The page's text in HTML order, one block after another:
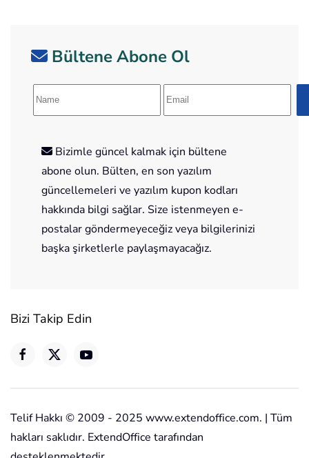
Bültene Abone Ol
Bizimle güncel kalmak için bültene
abone olun. Bülten, en son yazılım
güncellemeleri ve yazılım kupon kodları
hakkında bilgi sağlar. Size istenmeyen e-
postalar göndermeyeceğiz veya bilgilerinizi
başka şirketlerle paylaşmayacağız.
Bizi Takip Edin
Telif Hakkı © 2009 - 2025 www.extendoffice.com. | Tüm
hakları saklıdır. ExtendOffice tarafından